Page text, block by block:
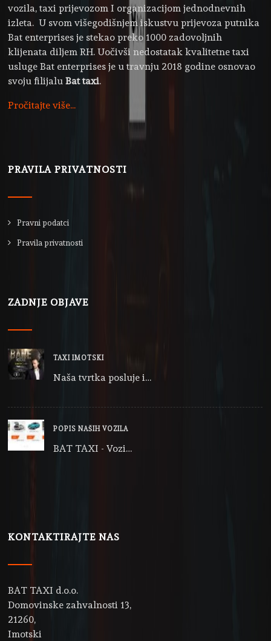
vozila, taxi prijevozom I organizacijom jednodnevnih
izleta. U svom višegodišnjem iskustvu prijevoza putnika
Bat enterprises je stekao preko 1000 zadovoljnih
klijenata diljem RH. Uočivši nedostatak kvalitetne taxi
usluge Bat enterprises je u travnju 2018 godine osnovao
svoju filijaluBat taxi.
Pročitajte više...
PRAVILA PRIVATNOSTI
Pravni podatci
Pravila privatnosti
ZADNJE OBJAVE
TAXI IMOTSKI
Naša tvrtka posluje i…
POPIS NAŠIH VOZILA
BAT TAXI - Vozi…
KONTAKTIRAJTE NAS
BAT TAXI d.o.o.
Domovinske zahvalnosti 13,
21260,
Imotski